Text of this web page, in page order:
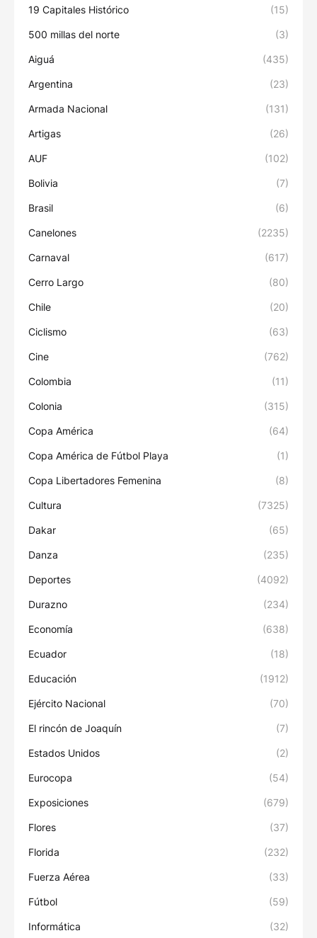
19 Capitales Histórico (15)
500 millas del norte (3)
Aiguá (435)
Argentina (23)
Armada Nacional (131)
Artigas (26)
AUF (102)
Bolivia (7)
Brasil (6)
Canelones (2235)
Carnaval (617)
Cerro Largo (80)
Chile (20)
Ciclismo (63)
Cine (762)
Colombia (11)
Colonia (315)
Copa América (64)
Copa América de Fútbol Playa (1)
Copa Libertadores Femenina (8)
Cultura (7325)
Dakar (65)
Danza (235)
Deportes (4092)
Durazno (234)
Economía (638)
Ecuador (18)
Educación (1912)
Ejército Nacional (70)
El rincón de Joaquín (7)
Estados Unidos (2)
Eurocopa (54)
Exposiciones (679)
Flores (37)
Florida (232)
Fuerza Aérea (33)
Fútbol (59)
Informática (32)